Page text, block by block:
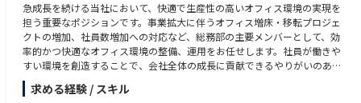
急成長を続ける当社において、快適で生産性の高いオフィス環境の実現を
担う重要なポジションです。事業拡大に伴うオフィス増床・移転プロジェ
クトの増加、社員数増加への対応など、総務部の主要メンバーとして、効
率的かつ快適なオフィス環境の整備、運用をお任せします。社員が働きや
すい環境を創造することで、会社全体の成長に貢献できるやりがいのある
仕事です。将来的には、施設管理の枠にとらわれず、幅広い業務に挑戦
し、総務部門のリーダーとして活躍していただくことを期待しています。
求める経験 / スキル